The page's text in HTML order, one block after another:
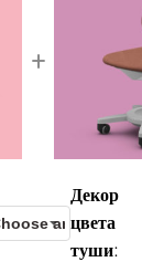
+
Декор
цвета
туши